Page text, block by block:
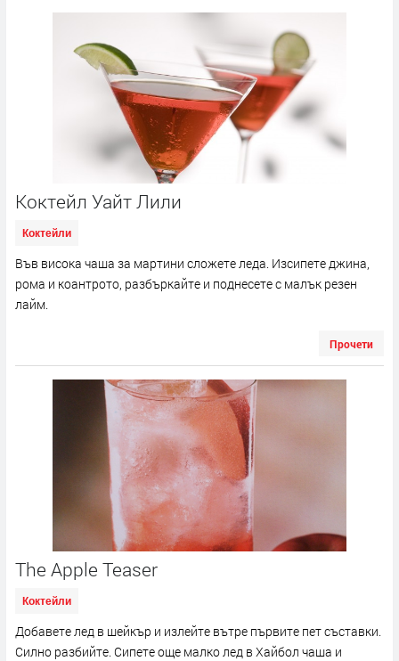
Коктейл Уайт Лили
Коктейли
Във висока чаша за мартини сложете леда. Изсипете джина,
рома и коантрото, разбъркайте и поднесете с малък резен
лайм.
Прочети
The Apple Teaser
Коктейли
Добавете лед в шейкър и излейте вътре първите пет съставки.
Силно разбийте. Сипете още малко лед в Хайбол чаша и